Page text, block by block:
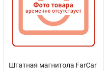
Штатная магнитола FarCar